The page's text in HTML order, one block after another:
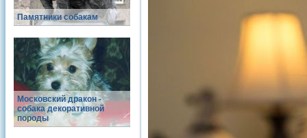
Памятники собакам
Московский дракон -
собака декоративной
породы